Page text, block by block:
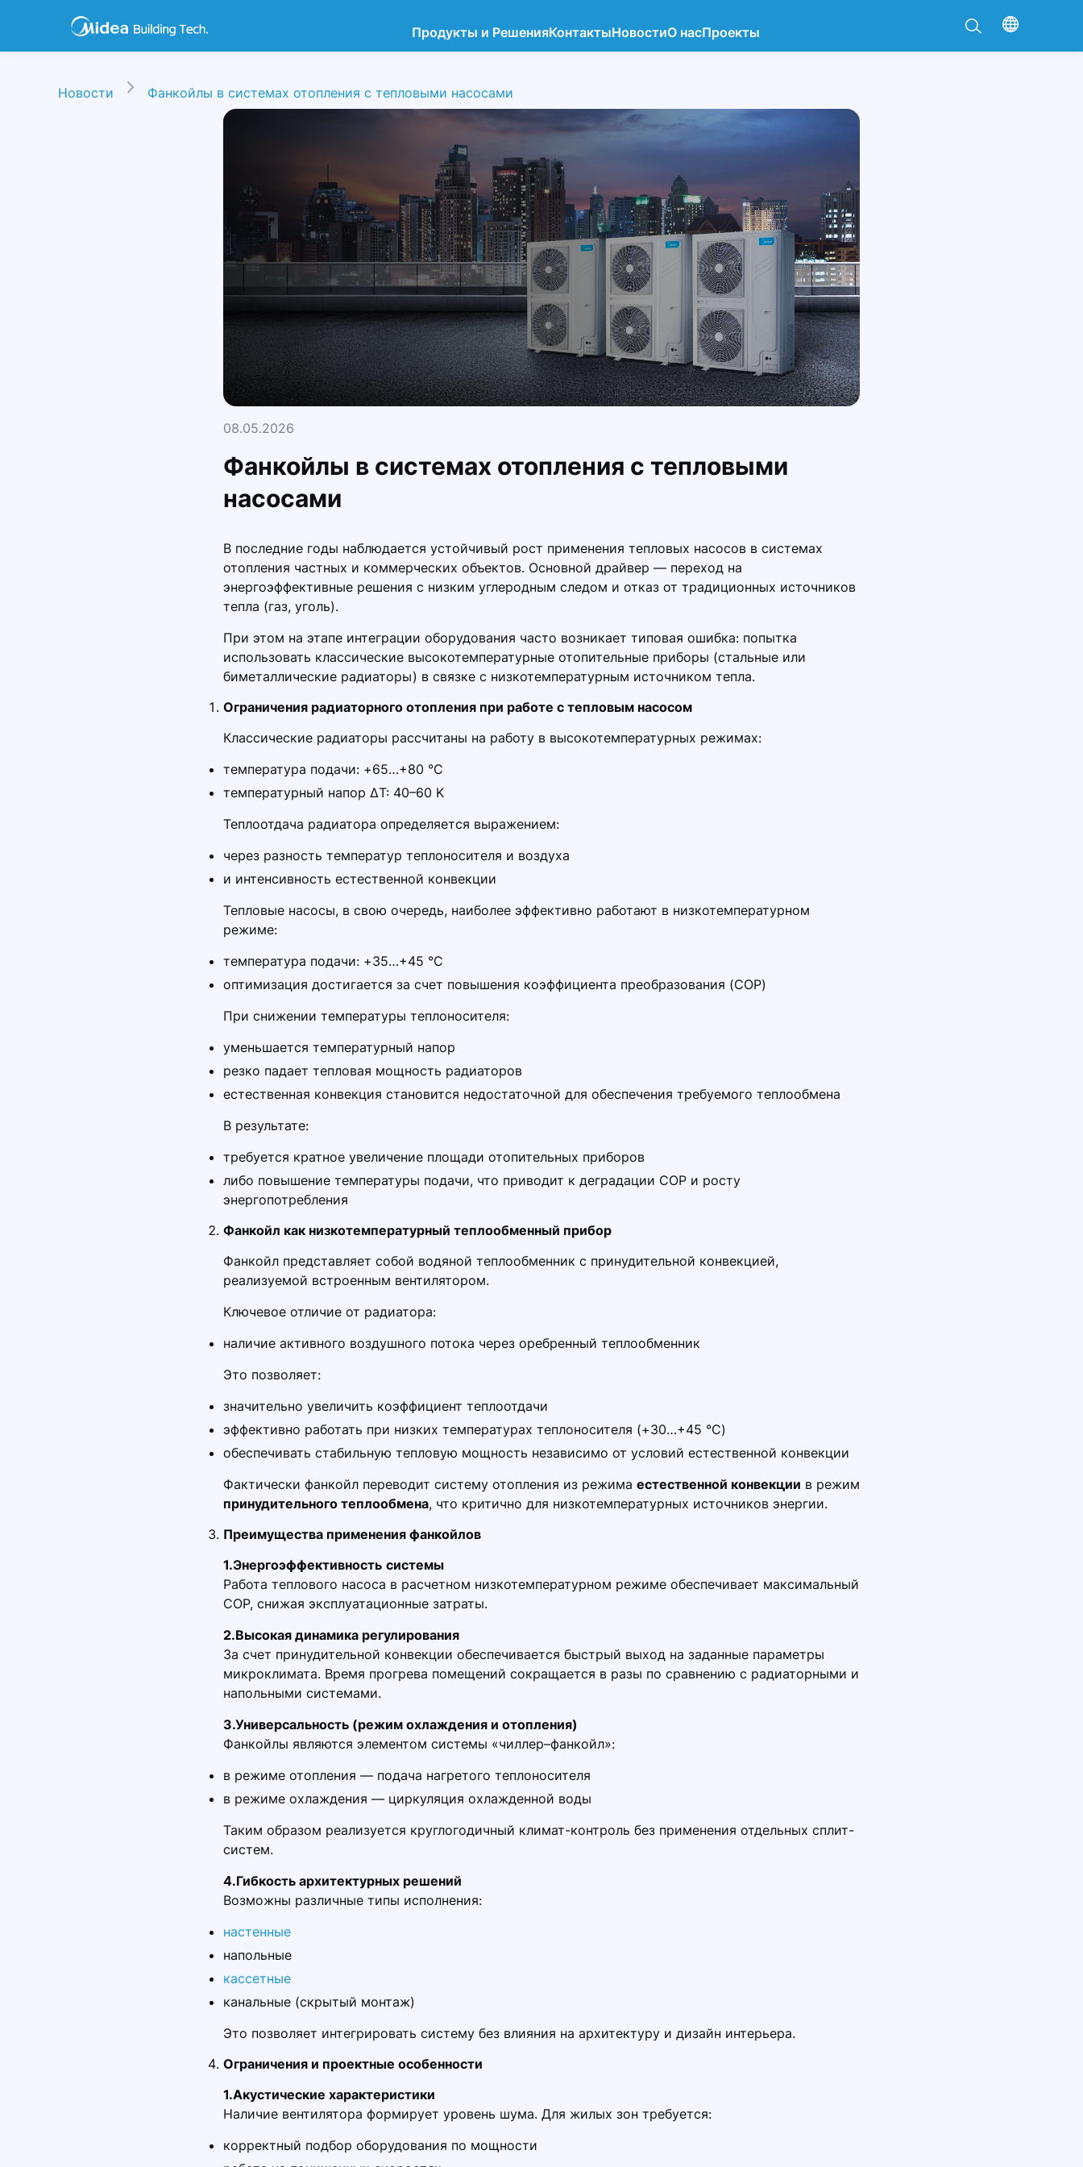
Продукты и РешенияКонтактыНовостиО насПроекты
Новости Фанкойлы в системах отопления с тепловыми насосами
08.05.2026
Фанкойлы в системах отопления с тепловыми
насосами
В последние годы наблюдается устойчивый рост применения тепловых насосов в системах
отопления частных и коммерческих объектов. Основной драйвер — переход на
энергоэффективные решения с низким углеродным следом и отказ от традиционных источников
тепла (газ, уголь).
При этом на этапе интеграции оборудования часто возникает типовая ошибка: попытка
использовать классические высокотемпературные отопительные приборы (стальные или
биметаллические радиаторы) в связке с низкотемпературным источником тепла.
Ограничения радиаторного отопления при работе с тепловым насосом
Классические радиаторы рассчитаны на работу в высокотемпературных режимах:
температура подачи: +65…+80 °C
температурный напор ΔT: 40–60 K
Теплоотдача радиатора определяется выражением:
через разность температур теплоносителя и воздуха
и интенсивность естественной конвекции
Тепловые насосы, в свою очередь, наиболее эффективно работают в низкотемпературном
режиме:
температура подачи: +35…+45 °C
оптимизация достигается за счет повышения коэффициента преобразования (COP)
При снижении температуры теплоносителя:
уменьшается температурный напор
резко падает тепловая мощность радиаторов
естественная конвекция становится недостаточной для обеспечения требуемого теплообмена
В результате:
требуется кратное увеличение площади отопительных приборов
либо повышение температуры подачи, что приводит к деградации COP и росту
энергопотребления
Фанкойл как низкотемпературный теплообменный прибор
Фанкойл представляет собой водяной теплообменник с принудительной конвекцией,
реализуемой встроенным вентилятором.
Ключевое отличие от радиатора:
наличие активного воздушного потока через оребренный теплообменник
Это позволяет:
значительно увеличить коэффициент теплоотдачи
эффективно работать при низких температурах теплоносителя (+30…+45 °C)
обеспечивать стабильную тепловую мощность независимо от условий естественной конвекции
Фактически фанкойл переводит систему отопления из режима естественной конвекции в режим
принудительного теплообмена, что критично для низкотемпературных источников энергии.
Преимущества применения фанкойлов
1.Энергоэффективность системы
Работа теплового насоса в расчетном низкотемпературном режиме обеспечивает максимальный
COP, снижая эксплуатационные затраты.
2.Высокая динамика регулирования
За счет принудительной конвекции обеспечивается быстрый выход на заданные параметры
микроклимата. Время прогрева помещений сокращается в разы по сравнению с радиаторными и
напольными системами.
3.Универсальность (режим охлаждения и отопления)
Фанкойлы являются элементом системы «чиллер–фанкойл»:
в режиме отопления — подача нагретого теплоносителя
в режиме охлаждения — циркуляция охлажденной воды
Таким образом реализуется круглогодичный климат-контроль без применения отдельных сплит-
систем.
4.Гибкость архитектурных решений
Возможны различные типы исполнения:
настенные
напольные
кассетные
канальные (скрытый монтаж)
Это позволяет интегрировать систему без влияния на архитектуру и дизайн интерьера.
Ограничения и проектные особенности
1.Акустические характеристики
Наличие вентилятора формирует уровень шума. Для жилых зон требуется:
корректный подбор оборудования по мощности